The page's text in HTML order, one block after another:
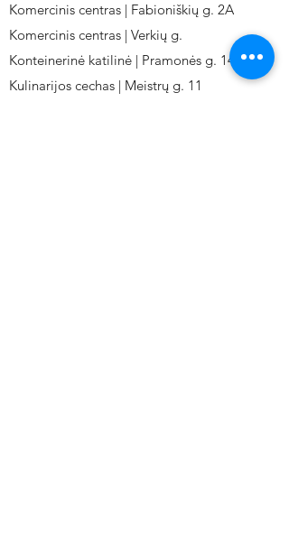
Komercinis centras | Fabioniškių g. 2A
Komercinis centras | Verkių g.
Konteinerinė katilinė | Pramonės g. 141
Kulinarijos cechas | Meistrų g. 11